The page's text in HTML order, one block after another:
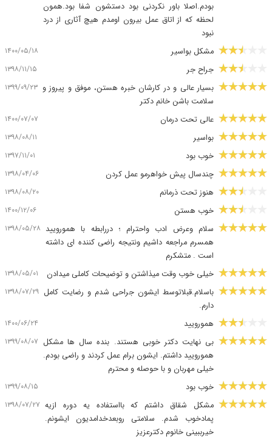
بودم.اصلا باور نکردنی بود دستشون شفا بود.همون
لحظه که از اتاق عمل بیرون اومدم هیچ آثاری از درد
نبود
مشکل بواسیر ۱۴۰۰/۰۵/۱۸
جراح جر ۱۳۹۸/۱۱/۱۵
بسیار عالی و در کارشان خبره هستن، موفق و پیروز و
سلامت باشن خانم دکتر
۱۳۹۹/۰۹/۲۳
عالی تحت درمان ۱۴۰۰/۰۷/۰۷
بواسیر ۱۳۹۸/۰۸/۱۱
خوب بود ۱۳۹۷/۱۱/۰۱
چندسال پیش خواهرمو عمل کردن ۱۳۹۸/۰۴/۰۶
هنوز تحت ذرمانم ۱۳۹۸/۰۸/۲۰
خوب هستن ۱۴۰۰/۱۲/۰۶
سلام وعرض ادب واحترام ؛ دررابطه با همورویید
همسرم مراجعه داشیم ونتیجه راضی کننده ای داشته
است . متشکرم
۱۳۹۸/۰۵/۲۸
خیلی خوب وقت میذاشتن و توضیحات کاملی میدادن ۱۳۹۸/۰۵/۰۱
باسلام.قبلاتوسط ایشون جراحی شدم و رضایت کامل
دارم.
۱۳۹۸/۰۷/۲۹
همورویید ۱۴۰۰/۰۶/۲۴
بی نهایت دکتر خوبی هستند. بنده سال ها مشکل
همورویید داشتم. ایشون برام عمل کردند و راضی بودم.
خیلی مهربان و با حوصله و محترم
۱۳۹۹/۰۸/۰۷
خوب بود ۱۳۹۹/۰۸/۱۵
مشکل شقاق داشتم که بااستفاده یه دوره ازیه
پمادخوب شدم. سلامتی روبعدخدامدیون ایشونم.
خیرببینی خانوم دکترعزیز
۱۳۹۸/۰۷/۲۷